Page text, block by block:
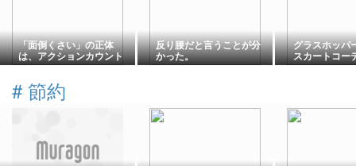
「面倒くさい」の正体
は、アクションカウント
反り腰だと言うことが分
かった。
グラスホッパ
スカートコー
チュラルコー
# 節約